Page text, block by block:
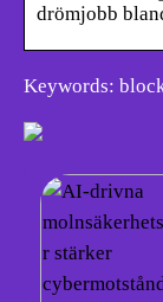
drömjobb
Keywords: